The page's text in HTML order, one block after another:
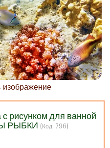
изображение
рисунком для ванной
РЫБКИ (Код: 796)